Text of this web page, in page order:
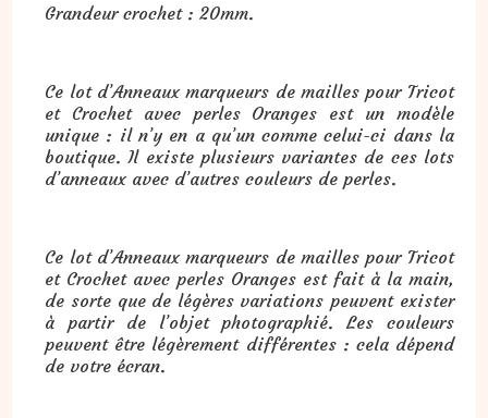
Grandeur crochet : 20mm.
Ce lot d’Anneaux marqueurs de mailles pour Tricot
et Crochet avec perles Oranges est un modèle
unique : il n’y en a qu’un comme celui-ci dans la
boutique. Il existe plusieurs variantes de ces lots
d’anneaux avec d’autres couleurs de perles.
Ce lot d’Anneaux marqueurs de mailles pour Tricot
et Crochet avec perles Oranges est fait à la main,
de sorte que de légères variations peuvent exister
à partir de l’objet photographié. Les couleurs
peuvent être légèrement différentes : cela dépend
de votre écran.